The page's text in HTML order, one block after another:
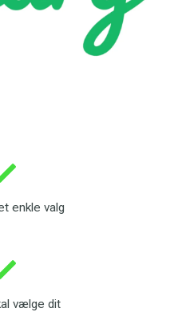
enkle valg
vælge dit